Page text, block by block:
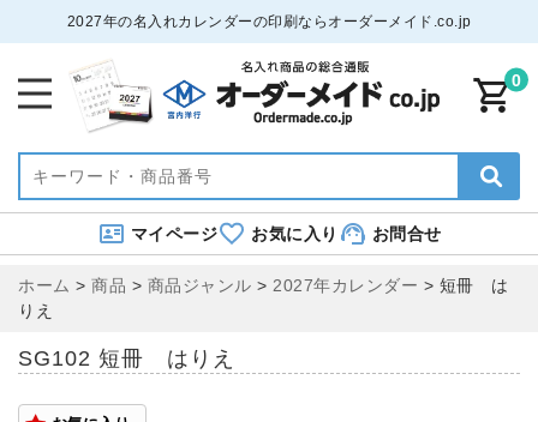
2027年の名入れカレンダーの印刷ならオーダーメイド.co.jp
0
マイページ お気に入り お問合せ
ホーム > 商品 > 商品ジャンル > 2027年カレンダー > 短冊 は
りえ
SG102 短冊 はりえ